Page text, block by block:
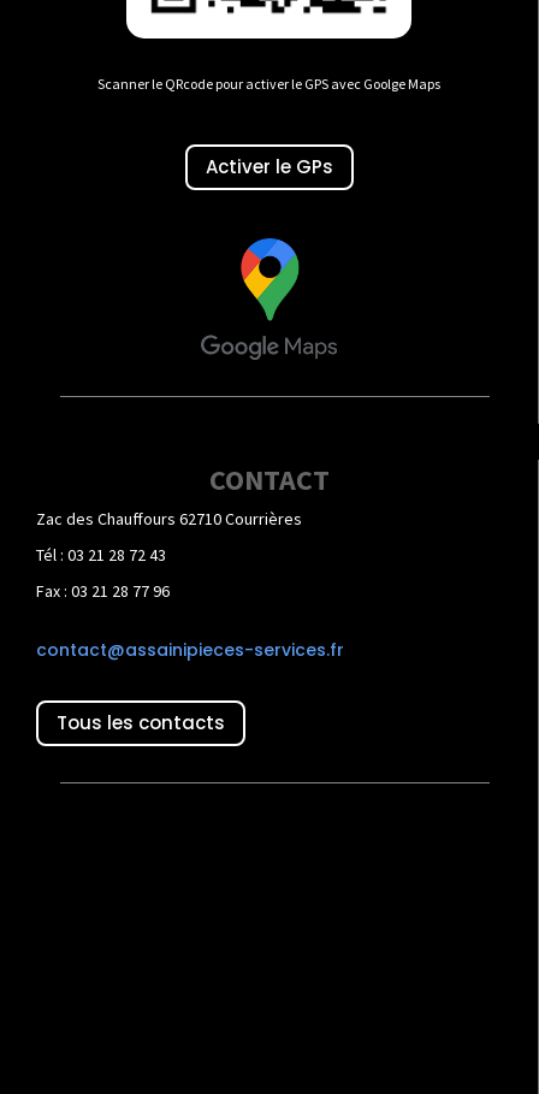
Scanner le QRcode pour activer le GPS avec Goolge Maps
Activer le GPs
CONTACT
Zac des Chauffours 62710 Courrières
Tél : 03 21 28 72 43
Fax : 03 21 28 77 96
contact@assainipieces-services.fr
Tous les contacts